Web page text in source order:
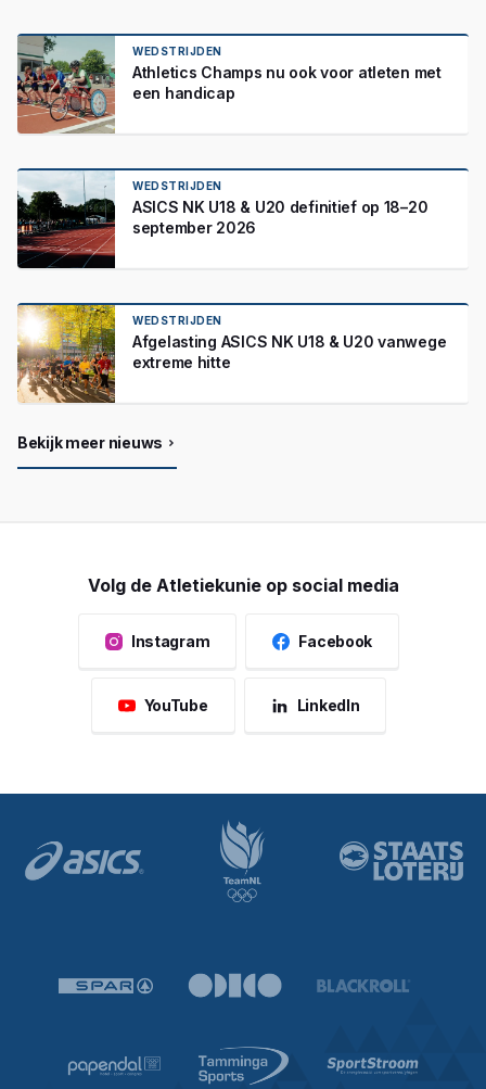
WEDSTRIJDEN
Athletics Champs nu ook voor atleten met
een handicap
WEDSTRIJDEN
ASICS NK U18 & U20 definitief op 18–20
september 2026
WEDSTRIJDEN
Afgelasting ASICS NK U18 & U20 vanwege
extreme hitte
Bekijk meer nieuws
Volg de Atletiekunie op social media
Instagram Facebook
YouTube LinkedIn